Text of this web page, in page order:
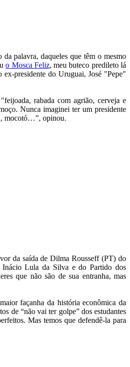
palavra, daqueles que têm o mesmo
o Mosca Feliz, meu buteco predileto lá
presidente do Uruguai, José "Pepe"
rabada com agrião, cerveja e
Nunca imaginei ter um presidente
mocotó…”, opinou.
da saída de Dilma Rousseff (PT) do
Lula da Silva e do Partido dos
que não são de sua entranha, mas
façanha da história econômica da
de “não vai ter golpe” dos estudantes
Mas temos que defendê-la para